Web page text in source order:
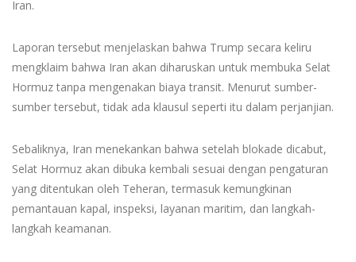
Iran.
Laporan tersebut menjelaskan bahwa Trump secara keliru
mengklaim bahwa Iran akan diharuskan untuk membuka Selat
Hormuz tanpa mengenakan biaya transit. Menurut sumber-
sumber tersebut, tidak ada klausul seperti itu dalam perjanjian.
Sebaliknya, Iran menekankan bahwa setelah blokade dicabut,
Selat Hormuz akan dibuka kembali sesuai dengan pengaturan
yang ditentukan oleh Teheran, termasuk kemungkinan
pemantauan kapal, inspeksi, layanan maritim, dan langkah-
langkah keamanan.